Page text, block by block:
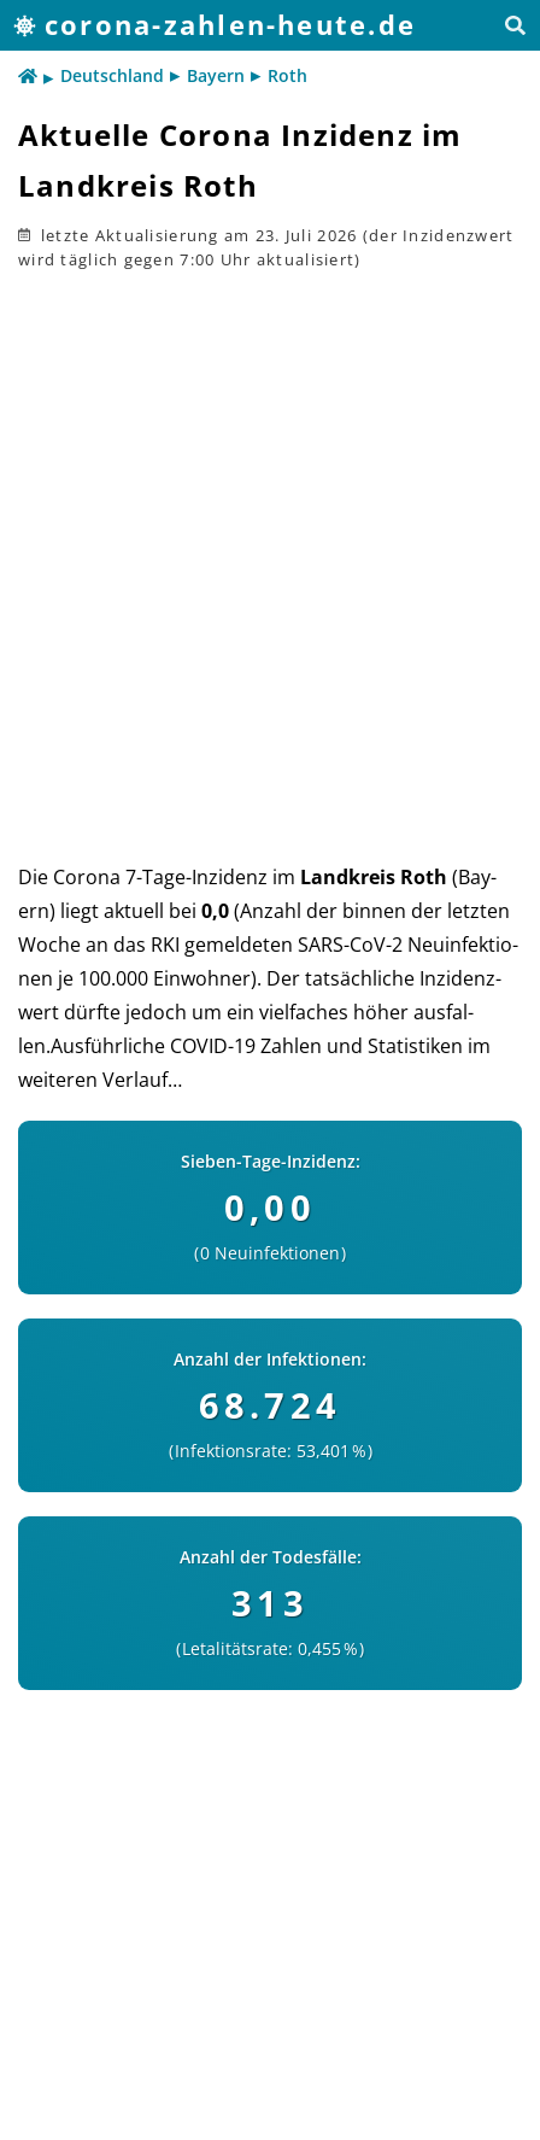
corona-zahlen-heute.de
Deutschland Bayern Roth
Aktuelle Corona Inzidenz im
Landkreis Roth
letzte Aktualisierung am 23. Juli 2026
Die Corona 7-Tage-Inzidenz im Landkreis Roth (Bay­
ern) liegt aktu­ell bei 0,0(An­zahl der bin­nen der letz­ten
Woche an das RKI ge­mel­deten SARS-CoV-2 Neu­in­fek­tio­
nen je 100.000 Ein­woh­ner). Der tat­säch­liche In­zi­denz­
wert dürf­te je­doch um ein viel­faches höher aus­fal­
len.Aus­führ­liche COVID-19 Zah­len und Sta­tis­ti­ken im
wei­teren Verlauf…
Sieben-Tage-Inzidenz:
0,00
0 Neuinfektionen
Anzahl der Infektionen:
68.724
Infektionsrate: 53,401 %
Anzahl der Todesfälle:
313
Letalitätsrate: 0,455 %